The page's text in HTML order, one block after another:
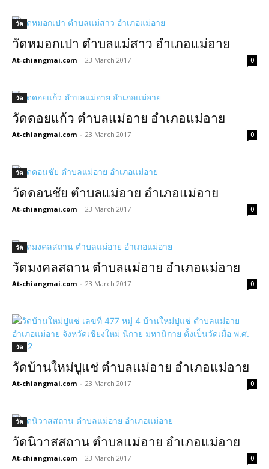
วัด
วัดหมอกเปา ตำบลแม่สาว อำเภอแม่อาย
At-chiangmai.com - 23 March 2017 0
วัด
วัดดอยแก้ว ตำบลแม่อาย อำเภอแม่อาย
At-chiangmai.com - 23 March 2017 0
วัด
วัดดอนชัย ตำบลแม่อาย อำเภอแม่อาย
At-chiangmai.com - 23 March 2017 0
วัด
วัดมงคลสถาน ตำบลแม่อาย อำเภอแม่อาย
At-chiangmai.com - 23 March 2017 0
วัด
วัดบ้านใหม่ปูแช่ ตำบลแม่อาย อำเภอแม่อาย
At-chiangmai.com - 23 March 2017 0
วัด
วัดนิวาสสถาน ตำบลแม่อาย อำเภอแม่อาย
At-chiangmai.com - 23 March 2017 0